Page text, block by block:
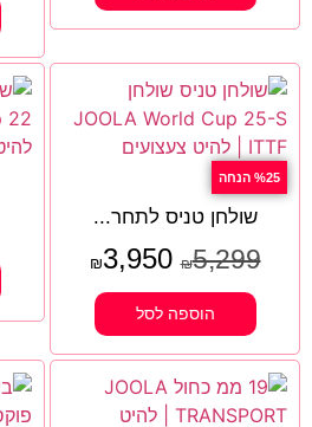
%25 הנחה
שולחן טניס לתחר...
₪5,299
₪3,950
הוספה לסל